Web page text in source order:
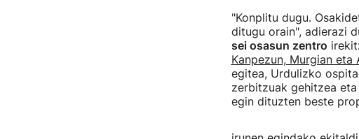
"Konplitu dugu.
ditugu orain", adierazi
sei osasun zentro
Kanpezun, Murgian eta
egitea, Urdulizko
zerbitzuak gehitzea
egin dituzten beste